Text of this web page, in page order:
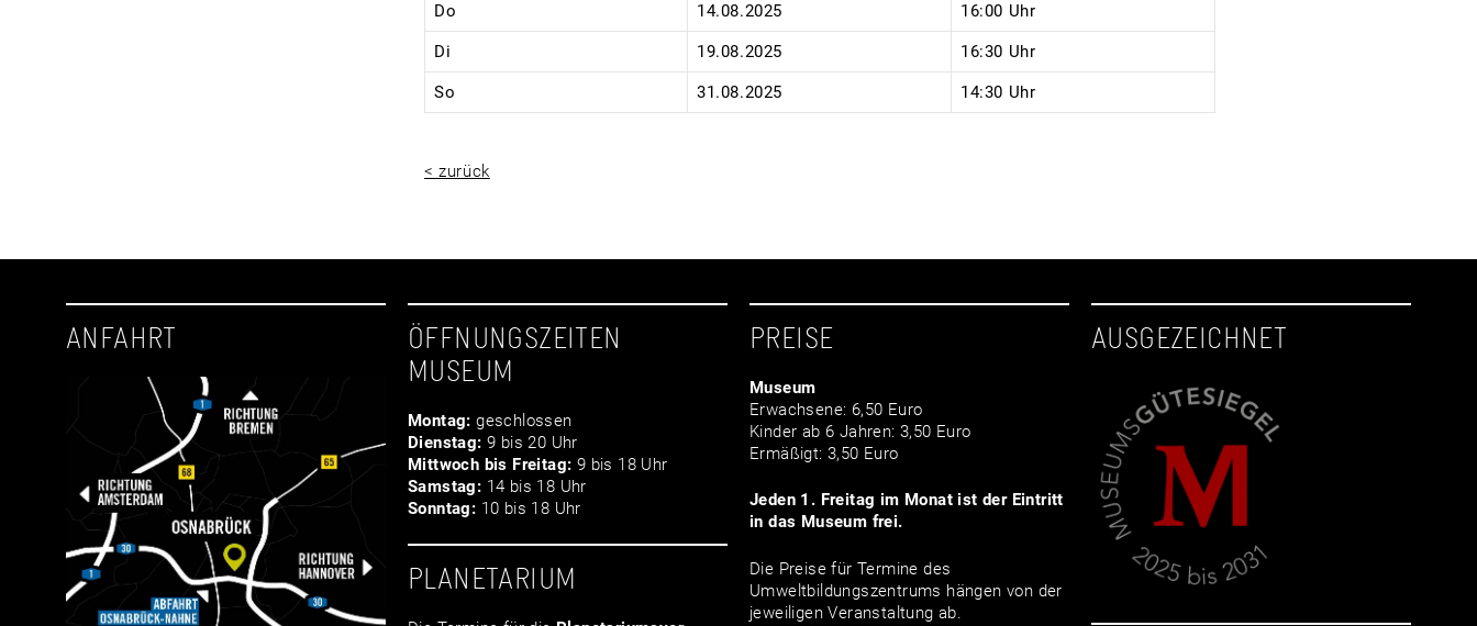
Do 14.08.2025 16:00 Uhr
Di 19.08.2025 16:30 Uhr
So 31.08.2025 14:30 Uhr
< zurück
ANFAHRT
ÖFFNUNGSZEITEN
MUSEUM
Montag: geschlossen
Dienstag: 9 bis 20 Uhr
Mittwoch bis Freitag: 9 bis 18 Uhr
Samstag: 14 bis 18 Uhr
Sonntag: 10 bis 18 Uhr
PLANETARIUM
PREISE
Museum
Erwachsene: 6,50 Euro
Kinder ab 6 Jahren: 3,50 Euro
Ermäßigt: 3,50 Euro
Jeden 1. Freitag im Monat ist der Eintritt
in das Museum frei.
Die Preise für Termine des
Umweltbildungszentrums hängen von der
jeweiligen Veranstaltung ab.
AUSGEZEICHNET